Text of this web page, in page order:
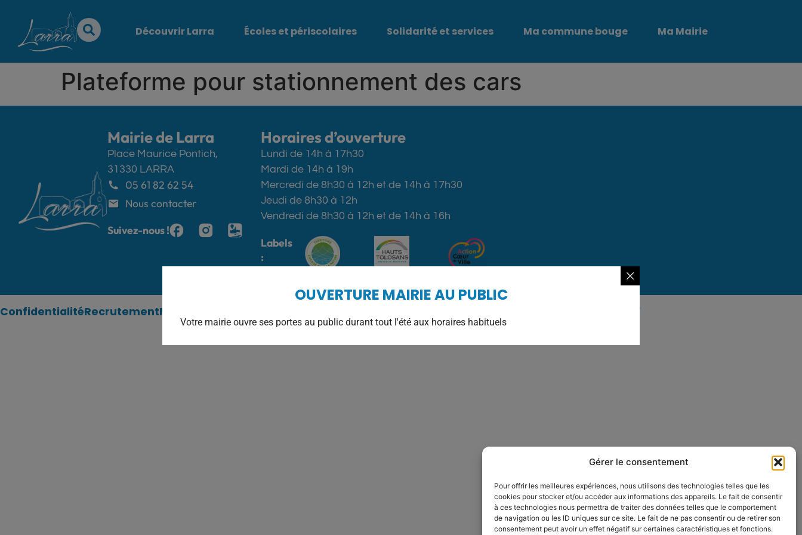
Gérer le consentement
Pour offrir les meilleures expériences, nous utilisons des technologies telles que les
cookies pour stocker et/ou accéder aux informations des appareils. Le fait de consentir
à ces technologies nous permettra de traiter des données telles que le comportement
de navigation ou les ID uniques sur ce site. Le fait de ne pas consentir ou de retirer son
consentement peut avoir un effet négatif sur certaines caractéristiques et fonctions.
Découvrir Larra Écoles et périscolaires Solidarité et services Ma commune bouge Ma Mairie
Plateforme pour stationnement des cars
Mairie de Larra
Place Maurice Pontich,
31330 LARRA
05 61 82 62 54
Nous contacter
Suivez-nous !
Horaires d’ouverture
Lundi de 14h à 17h30
Mardi de 14h à 19h
Mercredi de 8h30 à 12h et de 14h à 17h30
Jeudi de 8h30 à 12h
Vendredi de 8h30 à 12h et de 14h à 16h
Labels
:
ConfidentialitéRecrutementMentions légales
OUVERTURE MAIRIE AU PUBLIC
Votre mairie ouvre ses portes au public durant tout l'été aux horaires habituels